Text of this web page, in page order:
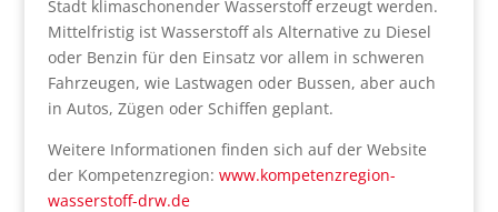
Stadt klimaschonender Wasserstoff erzeugt werden.
Mittelfristig ist Wasserstoff als Alternative zu Diesel
oder Benzin für den Einsatz vor allem in schweren
Fahrzeugen, wie Lastwagen oder Bussen, aber auch
in Autos, Zügen oder Schiffen geplant.
Weitere Informationen finden sich auf der Website
der Kompetenzregion: www.kompetenzregion-
wasserstoff-drw.de